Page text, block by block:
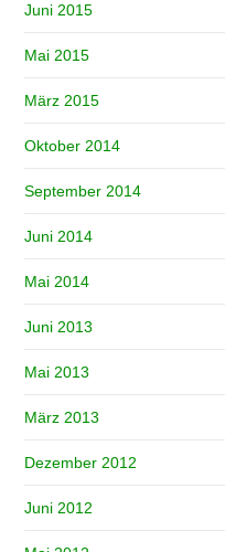
Juni 2015
Mai 2015
März 2015
Oktober 2014
September 2014
Juni 2014
Mai 2014
Juni 2013
Mai 2013
März 2013
Dezember 2012
Juni 2012